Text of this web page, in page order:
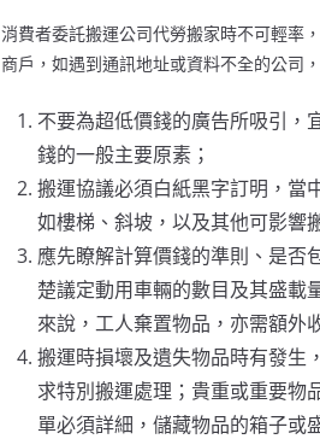
消費者委託搬運公司代勞搬家時不可輕率
商戶，如遇到通訊地址或資料不全的公司
不要為超低價錢的廣告所吸引，
錢的一般主要原素；
搬運協議必須白紙黑字訂明，當
如樓梯、斜坡，以及其他可影響
應先瞭解計算價錢的準則、是否
楚議定動用車輛的數目及其盛載
來說，工人棄置物品，亦需額外
搬運時損壞及遺失物品時有發生
求特別搬運處理；貴重或重要物
單必須詳細，儲藏物品的箱子或